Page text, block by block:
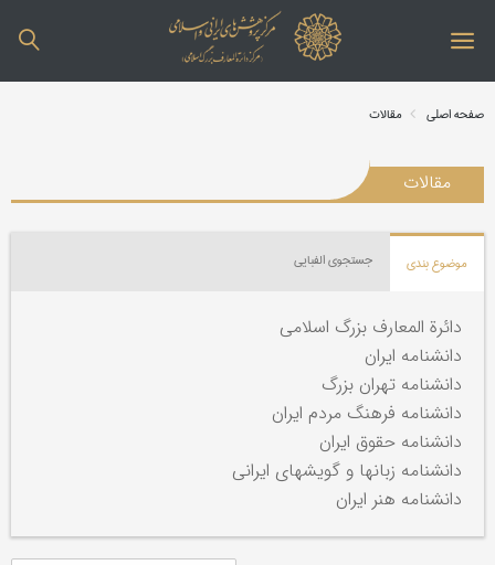
صفحه اصلی مقالات
مقالات
موضوع بندی جستجوی الفبایی
دائرة المعارف بزرگ اسلامی
دانشنامه ایران
دانشنامه تهران بزرگ
دانشنامه فرهنگ مردم ایران
دانشنامه حقوق ایران
دانشنامه زبانها و گویشهای ایرانی
دانشنامه هنر ایران